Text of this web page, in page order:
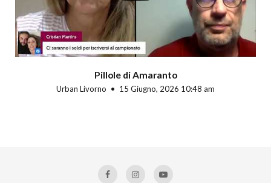
Pillole di Amaranto
Urban Livorno 15 Giugno, 2026 10:48 am